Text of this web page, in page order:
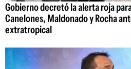
Gobierno decretó la alerta roja
Canelones, Maldonado y Rocha
extratropical